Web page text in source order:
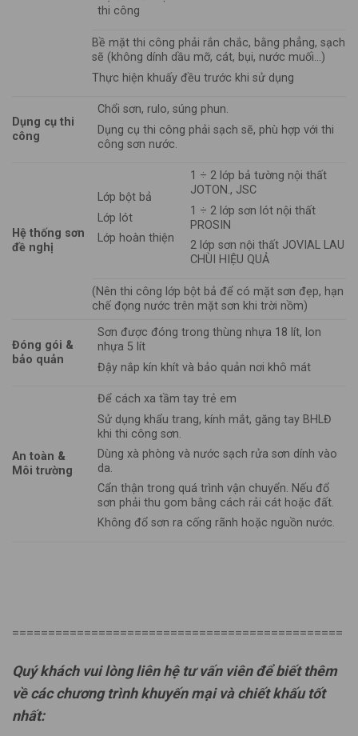
thi công
Bề mặt thi công phải rắn chắc, bằng phẳng, sạch
sẽ (không dính dầu mỡ, cát, bụi, nước muối…)
Thực hiện khuấy đều trước khi sử dụng
Dụng cụ thi
công
Chổi sơn, rulo, súng phun.
Dụng cụ thi công phải sạch sẽ, phù hợp với thi
công sơn nước.
Hệ thống sơn
đề nghị
Lớp bột bả
Lớp lót
Lớp hoàn thiện
1 ÷ 2 lớp bả tường nội thất
JOTON., JSC
1 ÷ 2 lớp sơn lót nội thất
PROSIN
2 lớp sơn nội thất JOVIAL LAU
CHÙI HIỆU QUẢ
(Nên thi công lớp bột bả để có mặt sơn đẹp, hạn
chế đọng nước trên mặt sơn khi trời nồm)
Đóng gói &
bảo quản
Sơn được đóng trong thùng nhựa 18 lít, lon
nhựa 5 lít
Đậy nắp kín khít và bảo quản nơi khô mát
An toàn &
Môi trường
Để cách xa tầm tay trẻ em
Sử dụng khẩu trang, kính mắt, găng tay BHLĐ
khi thi công sơn.
Dùng xà phòng và nước sạch rửa sơn dính vào
da.
Cẩn thận trong quá trình vận chuyển. Nếu đổ
sơn phải thu gom bằng cách rải cát hoặc đất.
Không đổ sơn ra cống rãnh hoặc nguồn nước.
==============================================
Quý khách vui lòng liên hệ tư vấn viên để biết thêm
về các chương trình khuyến mại và chiết khấu tốt
nhất: